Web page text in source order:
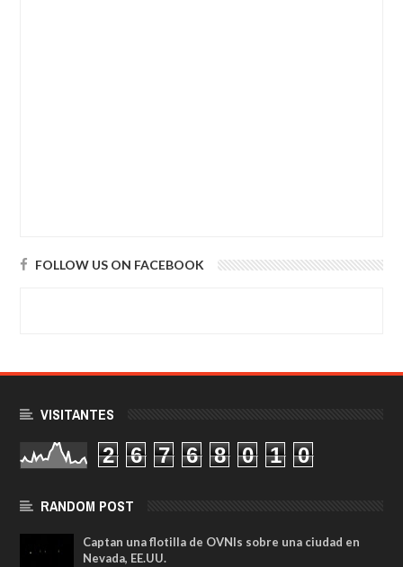
FOLLOW US ON FACEBOOK
VISITANTES
2 6 7 6 8 0 1 0
RANDOM POST
Captan una flotilla de OVNIs sobre una ciudad en
Nevada, EE.UU.